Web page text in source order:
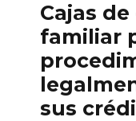
Cajas
familiar
sus